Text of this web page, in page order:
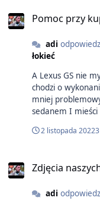
Pomoc przy
adi
łokieć
A Lexus GS nie myślałeś
chodzi o
mniej problemowym
sedanem I mieści się w budżecie na tyle,że można już
szukać
2 listopada 2022
Zdjęcia
adi